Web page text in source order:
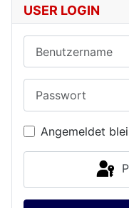
USER LOGIN
Angemeldet